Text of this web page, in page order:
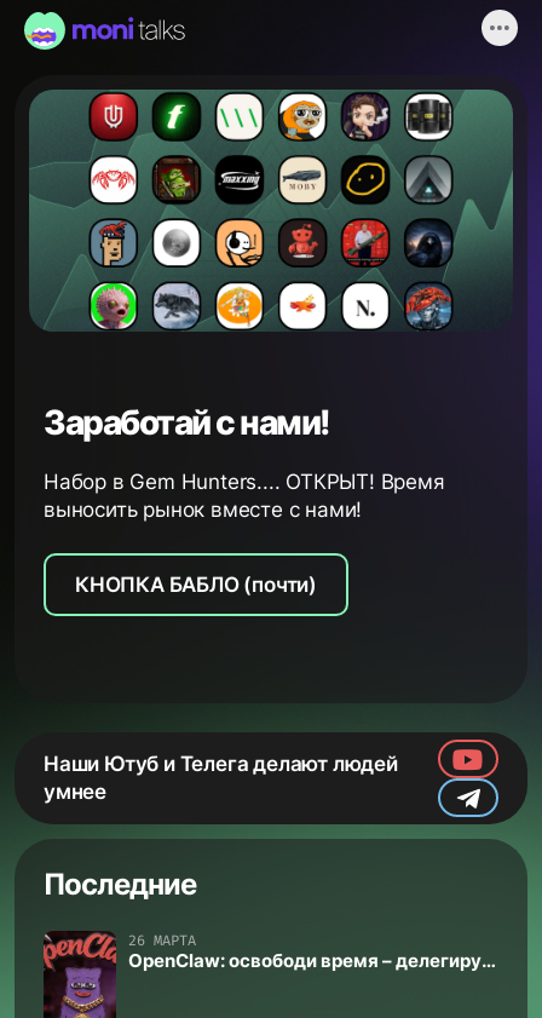
Заработай с нами!
Набор в Gem Hunters.... ОТКРЫТ! Время
выносить рынок вместе с нами!
КНОПКА БАБЛО (почти)
Наши Ютуб и Телега делают людей
умнее
Последние
26 МАРТА
OpenClaw: освободи время – делегируй